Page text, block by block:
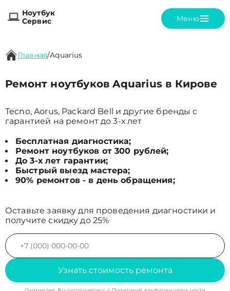
Ноутбук
Сервис
Меню
Главная/Aquarius
Ремонт ноутбуков Aquarius в Кирове
Tecno, Aorus, Packard Bell и другие бренды с
гарантией на ремонт до 3-х лет
Бесплатная диагностика;
Ремонт ноутбуков от 300 рублей;
До 3-х лет гарантии;
Быстрый выезд мастера;
90% ремонтов - в день обращения;
Оставьте заявку для проведения диагностики и
получите скидку до 25%
Узнать стоимость ремонта